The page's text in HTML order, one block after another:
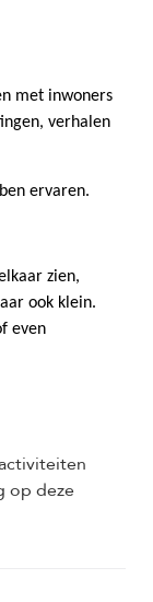
met inwoners
verhalen
ervaren.
zien,
ook klein.
even
op deze